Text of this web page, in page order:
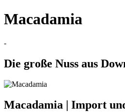
Macadamia
-
Die große Nuss aus
Macadamia | Import